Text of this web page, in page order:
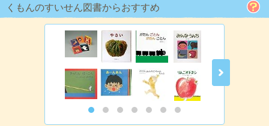
くもんのすいせん図書からおすすめ